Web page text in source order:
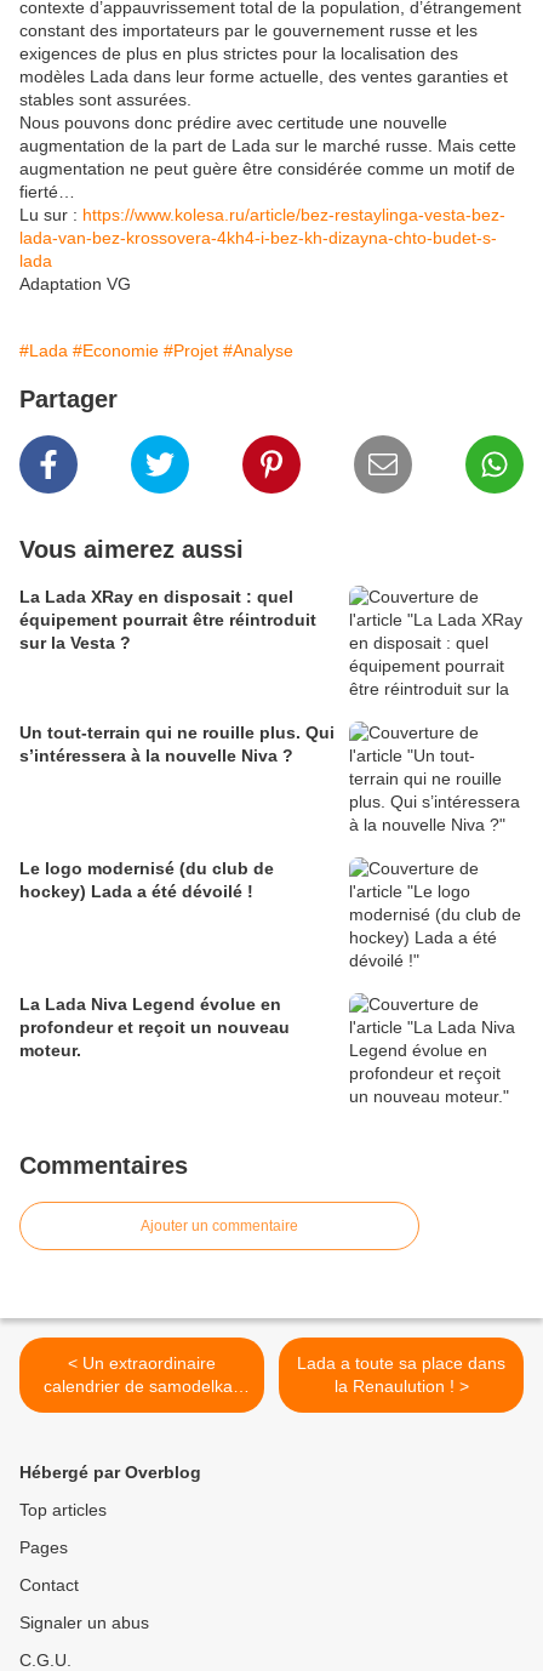
contexte d’appauvrissement total de la population, d’étrangement
constant des importateurs par le gouvernement russe et les
exigences de plus en plus strictes pour la localisation des
modèles Lada dans leur forme actuelle, des ventes garanties et
stables sont assurées.
Nous pouvons donc prédire avec certitude une nouvelle
augmentation de la part de Lada sur le marché russe. Mais cette
augmentation ne peut guère être considérée comme un motif de
fierté…
Lu sur : https://www.kolesa.ru/article/bez-restaylinga-vesta-bez-
lada-van-bez-krossovera-4kh4-i-bez-kh-dizayna-chto-budet-s-
lada
Adaptation VG
#Lada #Economie #Projet #Analyse
Partager
Vous aimerez aussi
La Lada XRay en disposait : quel
équipement pourrait être réintroduit
sur la Vesta ?
Un tout-terrain qui ne rouille plus. Qui
s’intéressera à la nouvelle Niva ?
Le logo modernisé (du club de
hockey) Lada a été dévoilé !
La Lada Niva Legend évolue en
profondeur et reçoit un nouveau
moteur.
Commentaires
Ajouter un commentaire
< Un extraordinaire
calendrier de samodelkas
de la fin des années 80.
Lada a toute sa place dans
la Renaulution ! >
Hébergé par Overblog
Top articles
Pages
Contact
Signaler un abus
C.G.U.